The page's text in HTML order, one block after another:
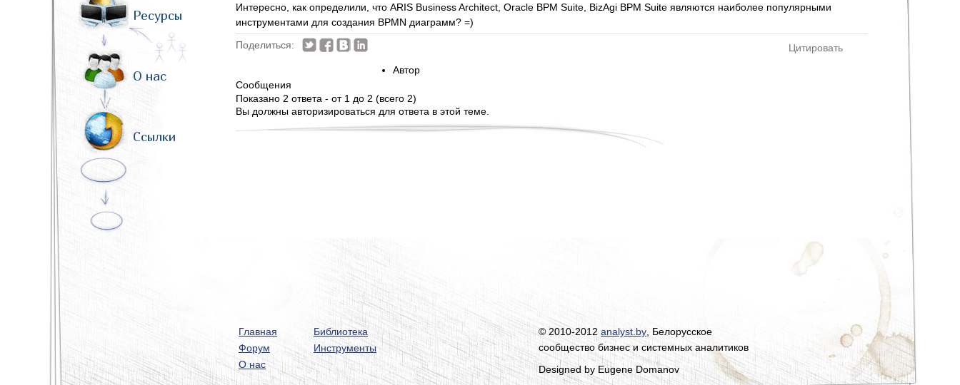
Ресурсы
О нас
Ссылки
Интересно, как определили, что ARIS Business Architect, Oracle BPM Suite, BizAgi BPM Suite являются наиболее популярными
инструментами для создания BPMN диаграмм? =)
Поделиться:
Цитировать
Автор
Сообщения
Показано 2 ответа - от 1 до 2 (всего 2)
Вы должны авторизироваться для ответа в этой теме.
Главная
Библиотека
Форум
Инструменты
О нас
© 2010-2012 analyst.by , Белорусское
сообщество бизнес и системных аналитиков
Designed by Eugene Domanov